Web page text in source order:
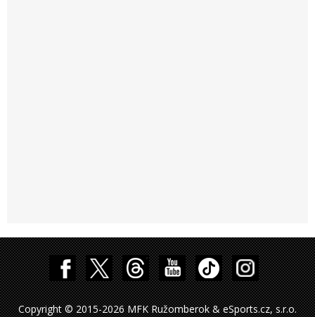
Copyright © 2015-2026 MFK Ružomberok & eSports.cz, s.r.o.